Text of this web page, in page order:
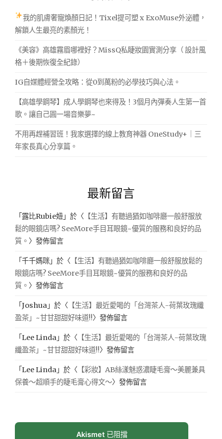
我的肌膚奢寵煥顏日記！Tixel提可塑 x ExoMuse外泌體，
解鎖人生最亮的素顏光！
《美容》高雄霧眉哪裡好？MissQ私睫妝園實測分享（ 設計風
格＋後期恢復全紀錄）
IG自媒體經營全攻略：從0到萬粉的必學技巧與心法。
【高雄學鋼琴】成人學鋼琴也來得及！3個月內彈奏人生第一首
歌。讓自己圓一場音樂夢~
不用再趕補習班！我家選擇的線上教育神器 OneStudy+｜三
年家長真心分享篇。
最新留言
「 露比Rubie妞 」於〈 【生活】有聽過猶如咖啡廳一般舒服放
鬆的眼鏡店嗎? SeeMore手目耳眼鏡~優質的服務和良好的品
質。 〉發佈留言
「千千媽咪 」於〈 【生活】有聽過猶如咖啡廳一般舒服放鬆的
眼鏡店嗎? SeeMore手目耳眼鏡~優質的服務和良好的品
質。 〉發佈留言
「Joshua 」於〈 【生活】最近愛喝的「台灣茶人-荷葉玫瑰纖
盈茶」~甘甘甜甜好味道!!〉發佈留言
「Lee Linda 」於〈 【生活】最近愛喝的「台灣茶人-荷葉玫瑰
纖盈茶」~甘甘甜甜好味道!!〉發佈留言
「Lee Linda 」於〈 【彩妝】AB絲漾魅惑濃睫毛膏～美麗兼具
保養～超順手的睫毛膏心得文～〉發佈留言
Akismet已阻擋